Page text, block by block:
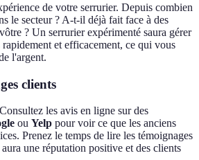
de votre serrurier. Depuis combien
le secteur ? A-t-il déjà fait face à des
? Un serrurier expérimenté saura gérer
et efficacement, ce qui vous
l'argent.
clients
les avis en ligne sur des
ou Yelp pour voir ce que les anciens
Prenez le temps de lire les témoignages
une réputation positive et des clients